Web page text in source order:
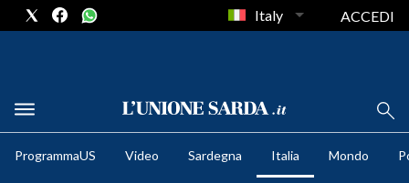
METEO
Italy ACCEDI
ProgrammaUS Video Sardegna Italia Mondo